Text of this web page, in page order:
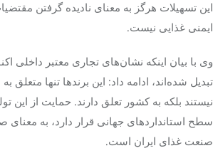
این تسهیلات هرگز به معنای نادیده گرفتن
ایمنی غذایی نیست.
وی با بیان اینکه نشان‌های تجاری معتبر داخلی
تبدیل شده‌اند، ادامه داد: این برندها تنها متعلق
نیستند بلکه به کشور تعلق دارند. حمایت از این
سطح استانداردهای جهانی قرار دارد، به معنای
صنعت غذای ایران است.